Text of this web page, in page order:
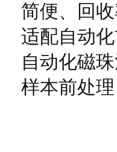
简便、回
适配自动
自动化磁
样本前处